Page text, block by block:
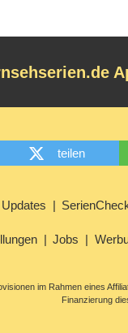
teilen
Updates
Jobs
im Rahmen eines
Finanzierung